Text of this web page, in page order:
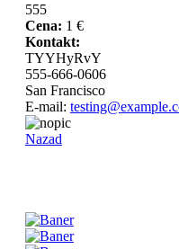
555
Cena: 1 €
Kontakt:
TYYHyRvY
555-666-0606
San Francisco
E-mail:
Nazad